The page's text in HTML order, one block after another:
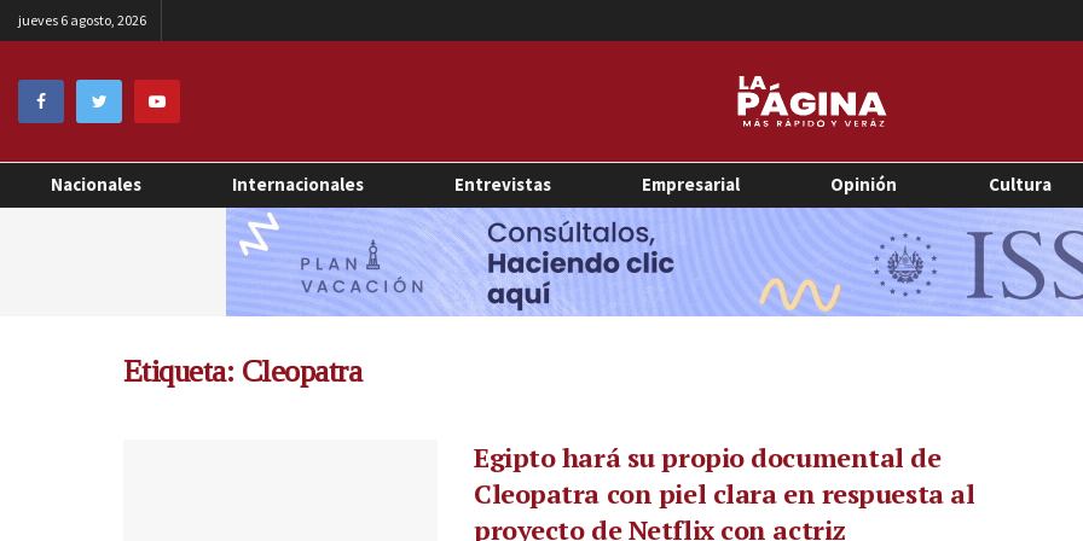
jueves 6 agosto, 2026
Nacionales Internacionales Entrevistas Empresarial Opinión Cultura
Etiqueta: Cleopatra
Egipto hará su propio documental de
Cleopatra con piel clara en respuesta al
proyecto de Netflix con actriz